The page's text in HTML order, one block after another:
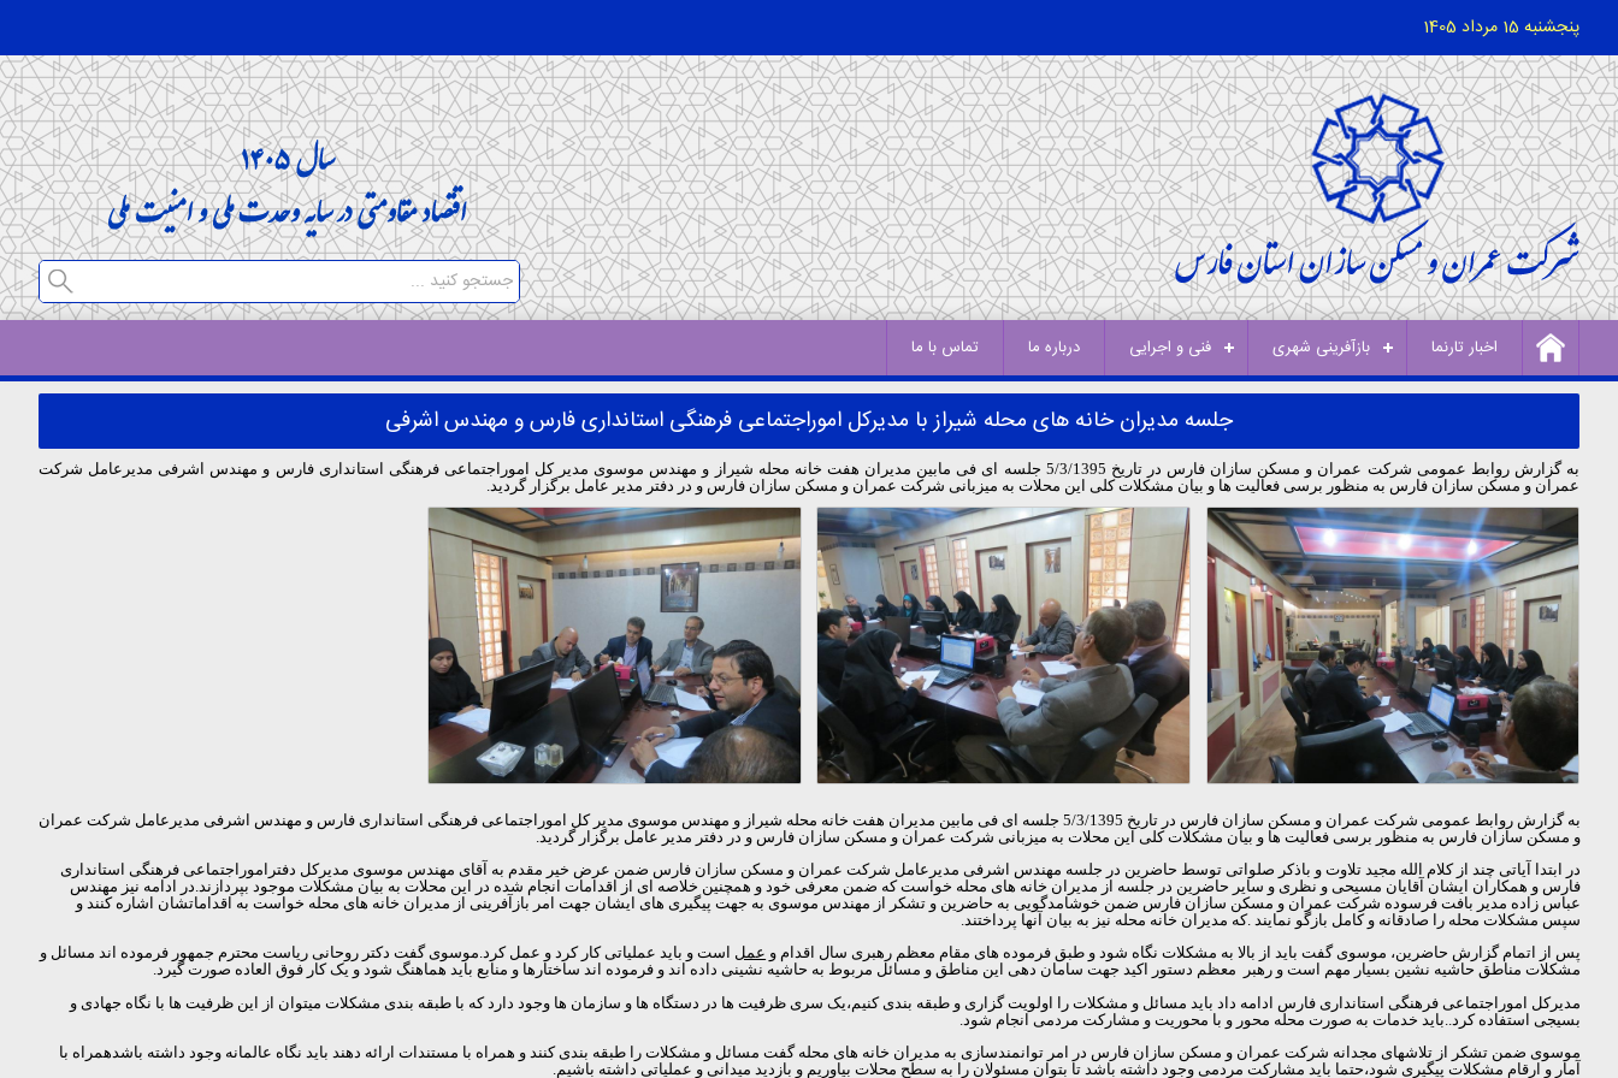
پنجشنبه 15 مرداد 1405
اخبار تارنما بازآفرینی شهری فنی و اجرایی درباره ما تماس با ما
جلسه مدیران خانه های محله شیراز با مدیرکل اموراجتماعی فرهنگی استانداری فارس و مهندس اشرفی
به گزارش روابط عمومی شرکت عمران و مسکن سازان فارس در تاریخ 5/3/1395 جلسه ای فی مابین مدیران هفت خانه محله شیراز و مهندس موسوی مدیر کل اموراجتماعی فرهنگی استانداری فارس و مهندس اشرفی مدیرعامل شرکت
عمران و مسکن سازان فارس به منظور برسی فعالیت ها و بیان مشکلات کلی این محلات به میزبانی شرکت عمران و مسکن سازان فارس و در دفتر مدیر عامل برگزار گردید.
به گزارش روابط عمومی شرکت عمران و مسکن سازان فارس در تاریخ 5/3/1395 جلسه ای فی مابین مدیران هفت خانه محله شیراز و مهندس موسوی مدیر کل اموراجتماعی فرهنگی استانداری فارس و مهندس اشرفی مدیرعامل شرکت عمران
و مسکن سازان فارس به منظور برسی فعالیت ها و بیان مشکلات کلی این محلات به میزبانی شرکت عمران و مسکن سازان فارس و در دفتر مدیر عامل برگزار گردید.
در ابتدا آیاتی چند از کلام الله مجید تلاوت و باذکر صلواتی توسط حاضرین در جلسه مهندس اشرفی مدیرعامل شرکت عمران و مسکن سازان فارس ضمن عرض خیر مقدم به آقای مهندس موسوی مدیرکل دفتراموراجتماعی فرهنگی استانداری
فارس و همکاران ایشان آقایان مسیحی و نظری و سایر حاضرین در جلسه از مدیران خانه های محله خواست که ضمن معرفی خود و همچنین خلاصه ای از اقدامات انجام شده در این محلات به بیان مشکلات موجود بپردازند.در ادامه نیز مهندس
عباس زاده مدیر بافت فرسوده شرکت عمران و مسکن سازان فارس ضمن خوشامدگویی به حاضرین و تشکر از مهندس موسوی به جهت پیگیری های ایشان جهت امر بازآفرینی از مدیران خانه های محله خواست به اقداماتشان اشاره کنند و
سپس مشکلات محله را صادقانه و کامل بازگو نمایند .که مدیران خانه محله نیز به بیان آنها پرداختند.
پس از اتمام گزارش حاضرین، موسوی گفت باید از بالا به مشکلات نگاه شود و طبق فرموده های مقام معظم رهبری سال اقدام و عمل است و باید عملیاتی کار کرد و عمل کرد.موسوی گفت دکتر روحانی ریاست محترم جمهور فرموده اند مسائل و
مشکلات مناطق حاشیه نشین بسیار مهم است و رهبر معظم دستور اکید جهت سامان دهی این مناطق و مسائل مربوط به حاشیه نشینی داده اند و فرموده اند ساختارها و منابع باید هماهنگ شود و یک کار فوق العاده صورت گیرد.
مدیرکل اموراجتماعی فرهنگی استانداری فارس ادامه داد باید مسائل و مشکلات را اولویت گزاری و طبقه بندی کنیم،یک سری ظرفیت ها در دستگاه ها و سازمان ها وجود دارد که با طبقه بندی مشکلات میتوان از این ظرفیت ها با نگاه جهادی و
بسیجی استفاده کرد..باید خدمات به صورت محله محور و با محوریت و مشارکت مردمی انجام شود.
موسوی ضمن تشکر از تلاشهای مجدانه شرکت عمران و مسکن سازان فارس در امر توانمندسازی به مدیران خانه های محله گفت مسائل و مشکلات را طبقه بندی کنند و همراه با مستندات ارائه دهند باید نگاه عالمانه وجود داشته باشدهمراه با
آمار و ارقام مشکلات پیگیری شود،حتما باید مشارکت مردمی وجود داشته باشد تا بتوان مسئولان را به سطح محلات بیاوریم و بازدید میدانی و عملیاتی داشته باشیم.